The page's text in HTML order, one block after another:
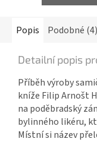
Popis Podobné (4)
Detailní popis
Příběh výroby
kníže Filip Arnošt
na poděbradský
bylinného likéru,
Místní si název